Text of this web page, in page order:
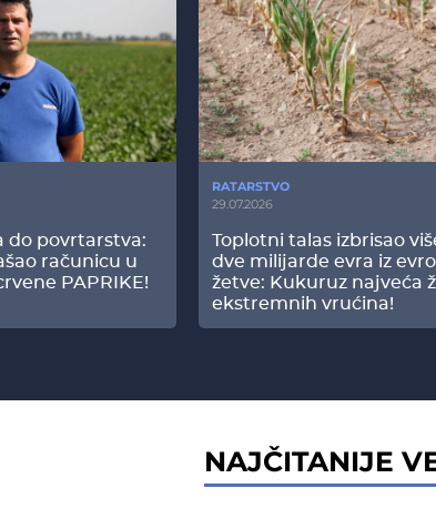
do povrtarstva:
računicu u
PAPRIKE!
RATARSTVO
29.07.2026
Toplotni talas izbrisao
dve milijarde evra iz
žetve: Kukuruz najveća
ekstremnih vrućina!
NAJČITANIJE